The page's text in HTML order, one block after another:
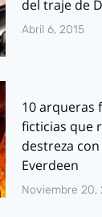
del traje de
Abril 6, 2015
10 arqueras
ficticias que
destreza
Everdeen
Noviembre 20,